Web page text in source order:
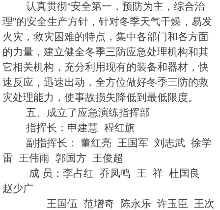
认真贯彻“安全第一，预防为主，综合治
理”的安全生产方针，针对冬季天气干燥，易发
火灾，救灾困难的特点，集中各部门和各方面
的力量，建立健全冬季三防应急处理机构和其
它相关机构，充分利用现有的装备和器材，快
速反应，迅速出动，全方位做好冬季三防的救
灾处理能力，使事故损失降低到最低限度。
五、成立了应急演练指挥部
指挥长：申建慧 程红旗
副指挥长： 董红亮 王国军 刘志武 徐学
雷 王伟雨 郭国方 王俊超
成 员：李占红 乔凤鸣 王 祥 杜国良
赵少广
王国伍 范增奇 陈永乐 许玉臣 王次